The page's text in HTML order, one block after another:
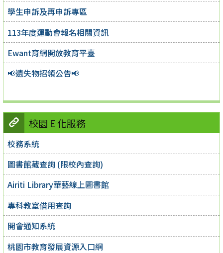
學生申訴及再申訴專區
113年度運動會報名相關資訊
Ewant育網開放教育平臺
📢遺失物招領公告📢
校園 E 化服務
校務系統
圖書館藏查詢 (限校內查詢)
Airiti Library華藝線上圖書館
專科教室借用查詢
開會通知系統
桃園市教育發展資源入口網